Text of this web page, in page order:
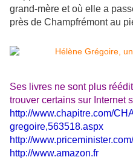
grand-mère et où elle a
près de Champfrémont au
Ses livres ne sont plus
trouver certains sur Internet
http://www.chapitre.com/
gregoire,563518.aspx
http://
http://www.amazon.fr